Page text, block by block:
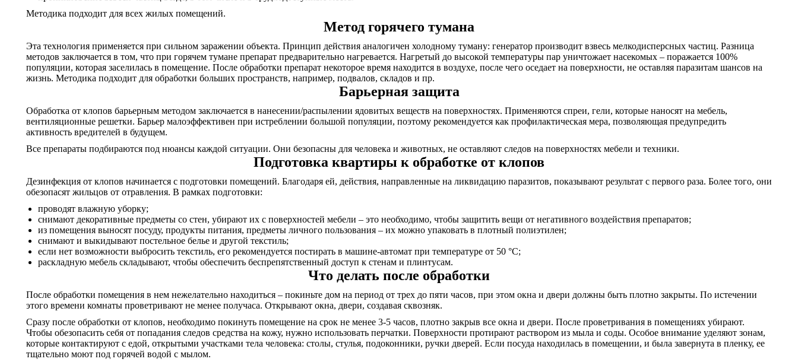
Методика подходит для всех жилых помещений.
Метод горячего тумана
Эта технология применяется при сильном заражении объекта. Принцип действия аналогичен холодному туману: генератор производит взвесь мелкодисперсных частиц. Разница
методов заключается в том, что при горячем тумане препарат предварительно нагревается. Нагретый до высокой температуры пар уничтожает насекомых – поражается 100%
популяции, которая заселилась в помещение. После обработки препарат некоторое время находится в воздухе, после чего оседает на поверхности, не оставляя паразитам шансов на
жизнь. Методика подходит для обработки больших пространств, например, подвалов, складов и пр.
Барьерная защита
Обработка от клопов барьерным методом заключается в нанесении/распылении ядовитых веществ на поверхностях. Применяются спреи, гели, которые наносят на мебель,
вентиляционные решетки. Барьер малоэффективен при истреблении большой популяции, поэтому рекомендуется как профилактическая мера, позволяющая предупредить
активность вредителей в будущем.
Все препараты подбираются под нюансы каждой ситуации. Они безопасны для человека и животных, не оставляют следов на поверхностях мебели и техники.
Подготовка квартиры к обработке от клопов
Дезинфекция от клопов начинается с подготовки помещений. Благодаря ей, действия, направленные на ликвидацию паразитов, показывают результат с первого раза. Более того, они
обезопасят жильцов от отравления. В рамках подготовки:
проводят влажную уборку;
снимают декоративные предметы со стен, убирают их с поверхностей мебели – это необходимо, чтобы защитить вещи от негативного воздействия препаратов;
из помещения выносят посуду, продукты питания, предметы личного пользования – их можно упаковать в плотный полиэтилен;
снимают и выкидывают постельное белье и другой текстиль;
если нет возможности выбросить текстиль, его рекомендуется постирать в машине-автомат при температуре от 50 °C;
раскладную мебель складывают, чтобы обеспечить беспрепятственный доступ к стенам и плинтусам.
Что делать после обработки
После обработки помещения в нем нежелательно находиться – покиньте дом на период от трех до пяти часов, при этом окна и двери должны быть плотно закрыты. По истечении
этого времени комнаты проветривают не менее получаса. Открывают окна, двери, создавая сквозняк.
Сразу после обработки от клопов, необходимо покинуть помещение на срок не менее 3-5 часов, плотно закрыв все окна и двери. После проветривания в помещениях убирают.
Чтобы обезопасить себя от попадания следов средства на кожу, нужно использовать перчатки. Поверхности протирают раствором из мыла и соды. Особое внимание уделяют зонам,
которые контактируют с едой, открытыми участками тела человека: столы, стулья, подоконники, ручки дверей. Если посуда находилась в помещении, и была завернута в пленку, ее
тщательно моют под горячей водой с мылом.